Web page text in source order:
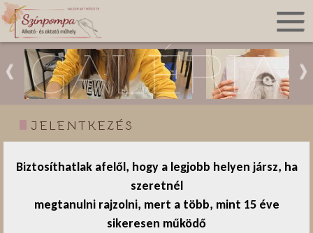
GALÉRIA
JELENTKEZÉS
Biztosíthatlak afelől, hogy a legjobb helyen jársz, ha
szeretnél
megtanulni rajzolni, mert a több, mint 15 éve
sikeresen működő